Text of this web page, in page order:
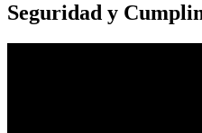
Seguridad y